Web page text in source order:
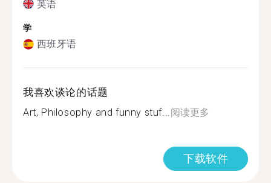
英语
学
西班牙语
我喜欢谈论的话题
Art, Philosophy and funny stuf...阅读更多
下载软件